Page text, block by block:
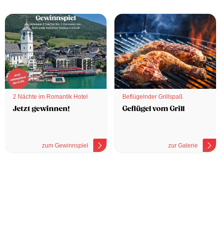
2 Nächte im Romantik Hotel
Jetzt gewinnen!
zum Gewinnspiel
Beflügelnder Grillspaß
Geflügel vom Grill
zur Galerie